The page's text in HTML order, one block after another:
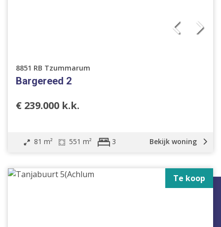
8851 RB Tzummarum
Bargereed 2
€ 239.000 k.k.
81 m² 551 m² 3 Bekijk woning
Te koop